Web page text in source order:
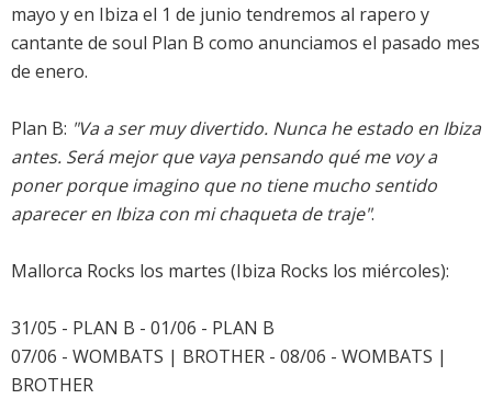
mayo y en Ibiza el 1 de junio tendremos al rapero y
cantante de soul Plan B como anunciamos el pasado mes
de enero.
Plan B: "Va a ser muy divertido. Nunca he estado en Ibiza
antes. Será mejor que vaya pensando qué me voy a
poner porque imagino que no tiene mucho sentido
aparecer en Ibiza con mi chaqueta de traje".
Mallorca Rocks los martes (Ibiza Rocks los miércoles):
31/05 - PLAN B - 01/06 - PLAN B
07/06 - WOMBATS | BROTHER - 08/06 - WOMBATS |
BROTHER